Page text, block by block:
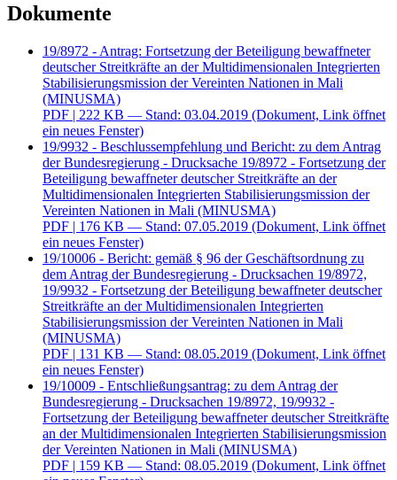
Dokumente
19/8972 - Antrag: Fortsetzung der Beteiligung bewaffneter
deutscher Streitkräfte an der Multidimensionalen Integrierten
Stabilisierungsmission der Vereinten Nationen in Mali
(MINUSMA)
PDF | 222 KB — Stand: 03.04.2019 (Dokument, Link öffnet
ein neues Fenster)
19/9932 - Beschlussempfehlung und Bericht: zu dem Antrag
der Bundesregierung - Drucksache 19/8972 - Fortsetzung der
Beteiligung bewaffneter deutscher Streitkräfte an der
Multidimensionalen Integrierten Stabilisierungsmission der
Vereinten Nationen in Mali (MINUSMA)
PDF | 176 KB — Stand: 07.05.2019 (Dokument, Link öffnet
ein neues Fenster)
19/10006 - Bericht: gemäß § 96 der Geschäftsordnung zu
dem Antrag der Bundesregierung - Drucksachen 19/8972,
19/9932 - Fortsetzung der Beteiligung bewaffneter deutscher
Streitkräfte an der Multidimensionalen Integrierten
Stabilisierungsmission der Vereinten Nationen in Mali
(MINUSMA)
PDF | 131 KB — Stand: 08.05.2019 (Dokument, Link öffnet
ein neues Fenster)
19/10009 - Entschließungsantrag: zu dem Antrag der
Bundesregierung - Drucksachen 19/8972, 19/9932 -
Fortsetzung der Beteiligung bewaffneter deutscher Streitkräfte
an der Multidimensionalen Integrierten Stabilisierungsmission
der Vereinten Nationen in Mali (MINUSMA)
PDF | 159 KB — Stand: 08.05.2019 (Dokument, Link öffnet